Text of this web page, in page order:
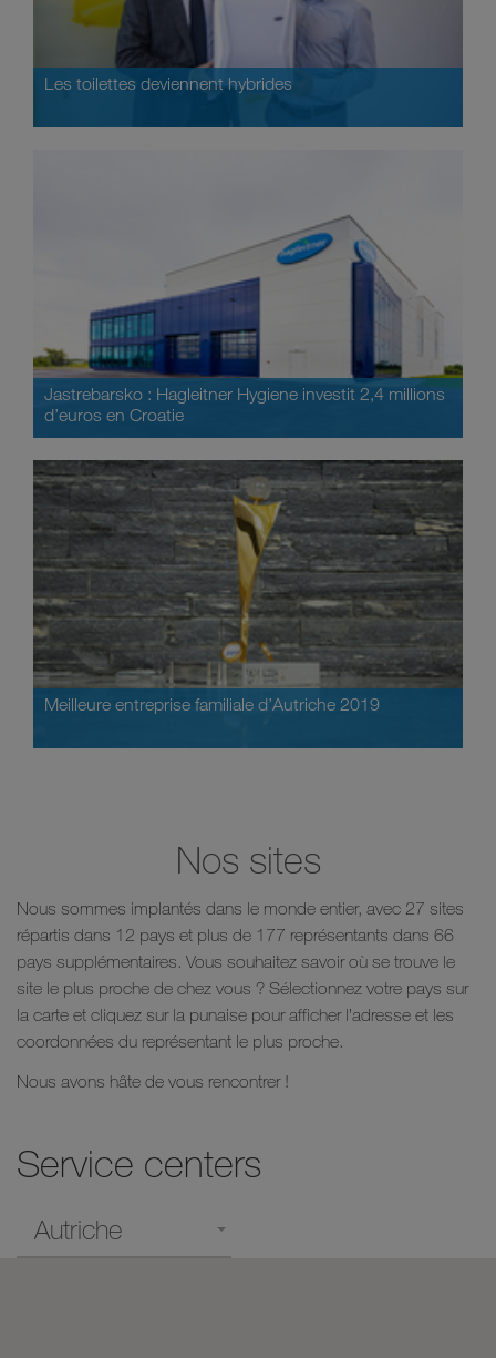
Les toilettes deviennent hybrides
Jastrebarsko : Hagleitner Hygiene investit 2,4 millions
d’euros en Croatie
Meilleure entreprise familiale d’Autriche 2019
Nos sites
Nous sommes implantés dans le monde entier, avec 27 sites
répartis dans 12 pays et plus de 177 représentants dans 66
pays supplémentaires. Vous souhaitez savoir où se trouve le
site le plus proche de chez vous ? Sélectionnez votre pays sur
la carte et cliquez sur la punaise pour afficher l’adresse et les
coordonnées du représentant le plus proche.
Nous avons hâte de vous rencontrer !
Service centers